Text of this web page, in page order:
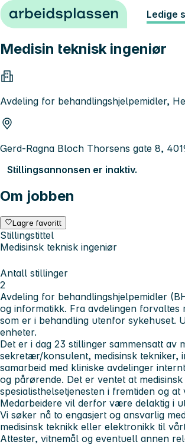
Hopp til innhold Ledige
Medisin teknisk ingeniør
Avdeling for behandlingshjelpemidler,
Gerd-Ragna Bloch Thorsens gate 8,
Stillingsannonsen er inaktiv.
Om jobben
Lagre favoritt
Stillingstittel
Medisinsk teknisk ingeniør
Antall stillinger
2
Avdeling for behandlingshjelpemidler
og informatikk. Fra avdelingen forvaltes
som er i behandling utenfor sykehuset.
enheter.
Det er i dag 23 stillinger sammensatt av
sekretær/konsulent, medisinsk tekniker,
samarbeid med kliniske avdelinger
og pårørende. Det er ventet at
spesialisthelsetjenesten i fremtiden og
Medarbeidere vil derfor være delaktig i
Vi søker nå to engasjert og ansvarlig
medisinsk teknikk eller elektronikk til
Attester, vitnemål og eventuell annen